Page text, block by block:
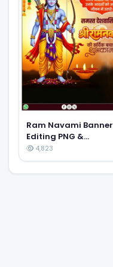
Ram Navami Banner
Editing PNG &
Backgrounds Free
Download
4,823